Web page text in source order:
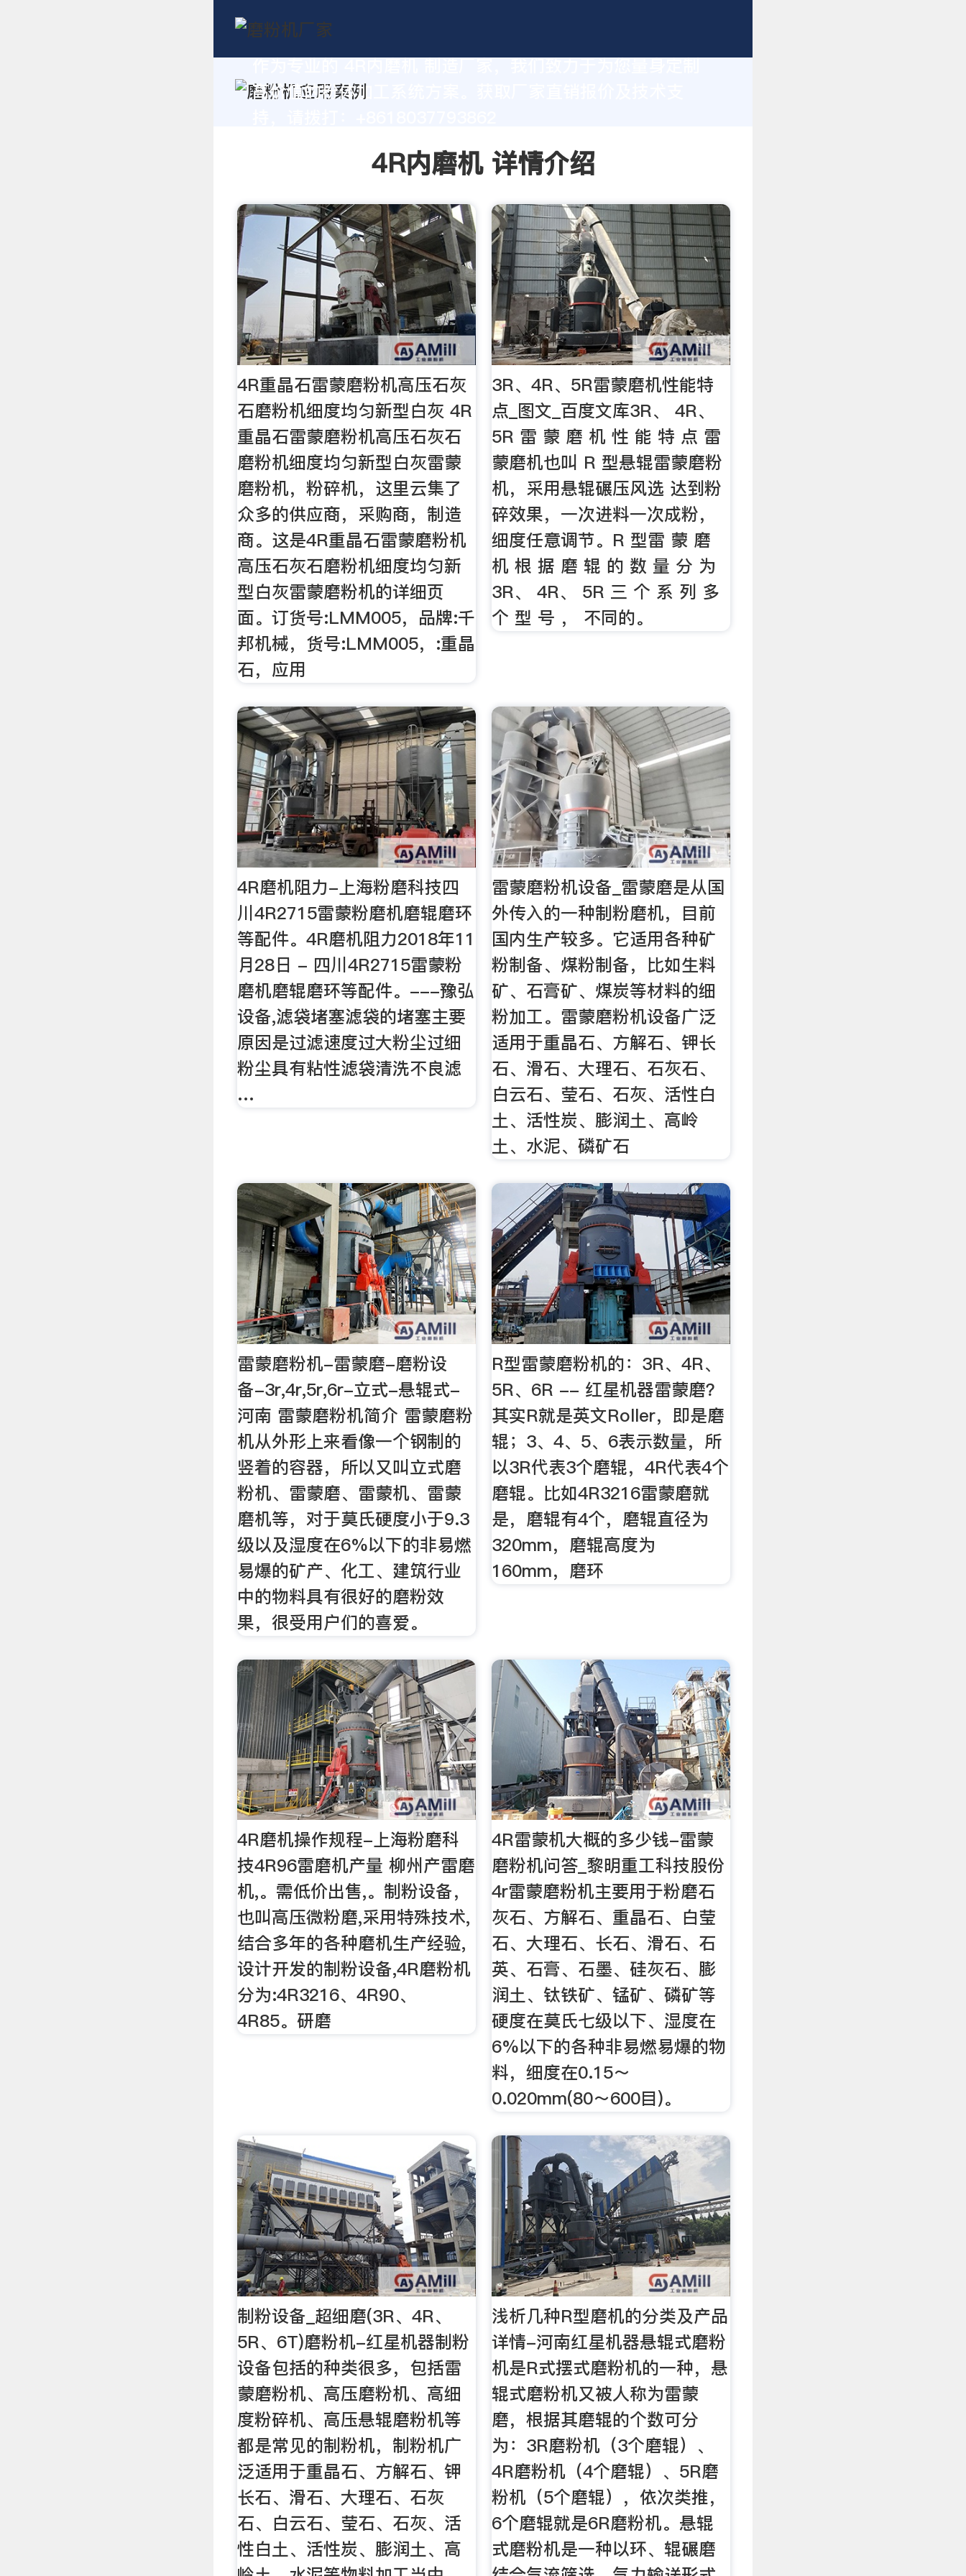
高价值的粉体加工系统方案。获取厂家直销报价及技术支
4R内磨机 详情介绍
4R重晶石雷蒙磨粉机高压石灰
石磨粉机细度均匀新型白灰 4R
重晶石雷蒙磨粉机高压石灰石
磨粉机细度均匀新型白灰雷蒙
磨粉机，粉碎机，这里云集了
众多的供应商，采购商，制造
商。这是4R重晶石雷蒙磨粉机
高压石灰石磨粉机细度均匀新
型白灰雷蒙磨粉机的详细页
面。订货号:LMM005，品牌:千
邦机械，货号:LMM005，:重晶
石，应用
3R、4R、5R雷蒙磨机性能特
点_图文_百度文库3R、 4R、
5R 雷 蒙 磨 机 性 能 特 点 雷
蒙磨机也叫 R 型悬辊雷蒙磨粉
机，采用悬辊碾压风选 达到粉
碎效果，一次进料一次成粉，
细度任意调节。R 型雷 蒙 磨
机 根 据 磨 辊 的 数 量 分 为
3R、 4R、 5R 三 个 系 列 多
个 型 号 ， 不同的。
4R磨机阻力-上海粉磨科技四
川4R2715雷蒙粉磨机磨辊磨环
等配件。4R磨机阻力2018年11
月28日 - 四川4R2715雷蒙粉
磨机磨辊磨环等配件。---豫弘
设备,滤袋堵塞滤袋的堵塞主要
原因是过滤速度过大粉尘过细
粉尘具有粘性滤袋清洗不良滤
…
雷蒙磨粉机设备_雷蒙磨是从国
外传入的一种制粉磨机，目前
国内生产较多。它适用各种矿
粉制备、煤粉制备，比如生料
矿、石膏矿、煤炭等材料的细
粉加工。雷蒙磨粉机设备广泛
适用于重晶石、方解石、钾长
石、滑石、大理石、石灰石、
白云石、莹石、石灰、活性白
土、活性炭、膨润土、高岭
土、水泥、磷矿石
雷蒙磨粉机-雷蒙磨-磨粉设
备-3r,4r,5r,6r-立式-悬辊式-
河南 雷蒙磨粉机简介 雷蒙磨粉
机从外形上来看像一个钢制的
竖着的容器，所以又叫立式磨
粉机、雷蒙磨、雷蒙机、雷蒙
磨机等，对于莫氏硬度小于9.3
级以及湿度在6%以下的非易燃
易爆的矿产、化工、建筑行业
中的物料具有很好的磨粉效
果，很受用户们的喜爱。
R型雷蒙磨粉机的：3R、4R、
5R、6R -- 红星机器雷蒙磨？
其实R就是英文Roller，即是磨
辊；3、4、5、6表示数量，所
以3R代表3个磨辊，4R代表4个
磨辊。比如4R3216雷蒙磨就
是，磨辊有4个，磨辊直径为
320mm，磨辊高度为
160mm，磨环
4R磨机操作规程-上海粉磨科
技4R96雷磨机产量 柳州产雷磨
机,。需低价出售,。制粉设备，
也叫高压微粉磨,采用特殊技术,
结合多年的各种磨机生产经验,
设计开发的制粉设备,4R磨粉机
分为:4R3216、4R90、
4R85。研磨
4R雷蒙机大概的多少钱-雷蒙
磨粉机问答_黎明重工科技股份
4r雷蒙磨粉机主要用于粉磨石
灰石、方解石、重晶石、白莹
石、大理石、长石、滑石、石
英、石膏、石墨、硅灰石、膨
润土、钛铁矿、锰矿、磷矿等
硬度在莫氏七级以下、湿度在
6%以下的各种非易燃易爆的物
料，细度在0.15～
0.020mm(80～600目)。
制粉设备_超细磨(3R、4R、
5R、6T)磨粉机-红星机器制粉
设备包括的种类很多，包括雷
蒙磨粉机、高压磨粉机、高细
度粉碎机、高压悬辊磨粉机等
都是常见的制粉机，制粉机广
泛适用于重晶石、方解石、钾
长石、滑石、大理石、石灰
石、白云石、莹石、石灰、活
性白土、活性炭、膨润土、高
浅析几种R型磨机的分类及产品
详情-河南红星机器悬辊式磨粉
机是R式摆式磨粉机的一种，悬
辊式磨粉机又被人称为雷蒙
磨，根据其磨辊的个数可分
为：3R磨粉机（3个磨辊）、
4R磨粉机（4个磨辊）、5R磨
粉机（5个磨辊），依次类推，
6个磨辊就是6R磨粉机。悬辊
式磨粉机是一种以环、辊碾磨